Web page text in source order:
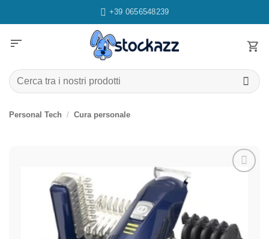
ai
+39 0656548239
sort
Cerca:
Personal Tech / Cura personale